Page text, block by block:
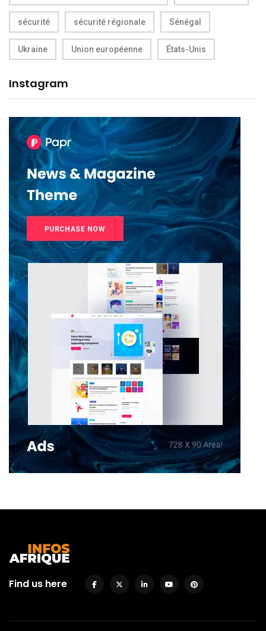
sécurité sécurité régionale Sénégal
Ukraine Union européenne États-Unis
Instagram
Find us here